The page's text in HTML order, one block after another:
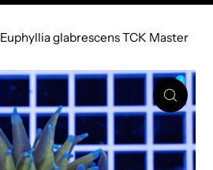
Euphyllia glabrescens TCK Master